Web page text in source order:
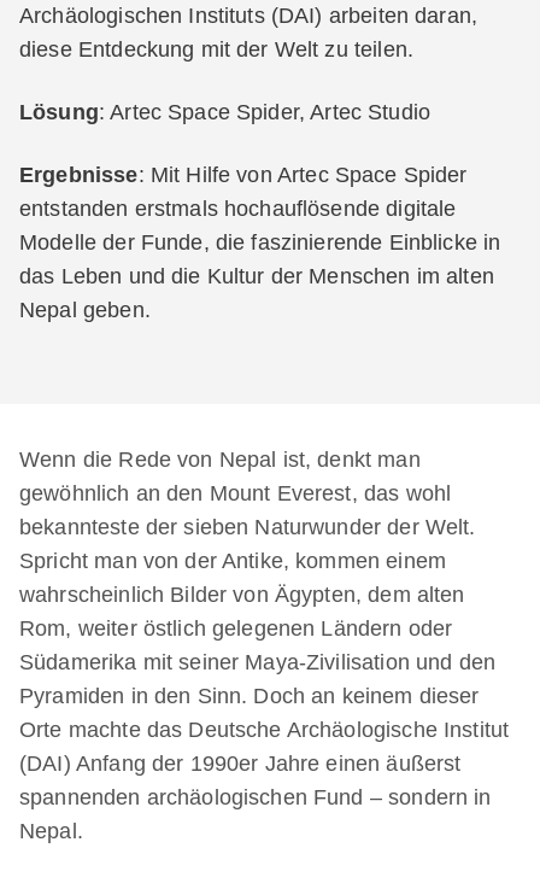
Archäologischen Instituts (DAI) arbeiten daran,
diese Entdeckung mit der Welt zu teilen.
Lösung: Artec Space Spider, Artec Studio
Ergebnisse: Mit Hilfe von Artec Space Spider
entstanden erstmals hochauflösende digitale
Modelle der Funde, die faszinierende Einblicke in
das Leben und die Kultur der Menschen im alten
Nepal geben.
Wenn die Rede von Nepal ist, denkt man
gewöhnlich an den Mount Everest, das wohl
bekannteste der sieben Naturwunder der Welt.
Spricht man von der Antike, kommen einem
wahrscheinlich Bilder von Ägypten, dem alten
Rom, weiter östlich gelegenen Ländern oder
Südamerika mit seiner Maya-Zivilisation und den
Pyramiden in den Sinn. Doch an keinem dieser
Orte machte das Deutsche Archäologische Institut
(DAI) Anfang der 1990er Jahre einen äußerst
spannenden archäologischen Fund – sondern in
Nepal.